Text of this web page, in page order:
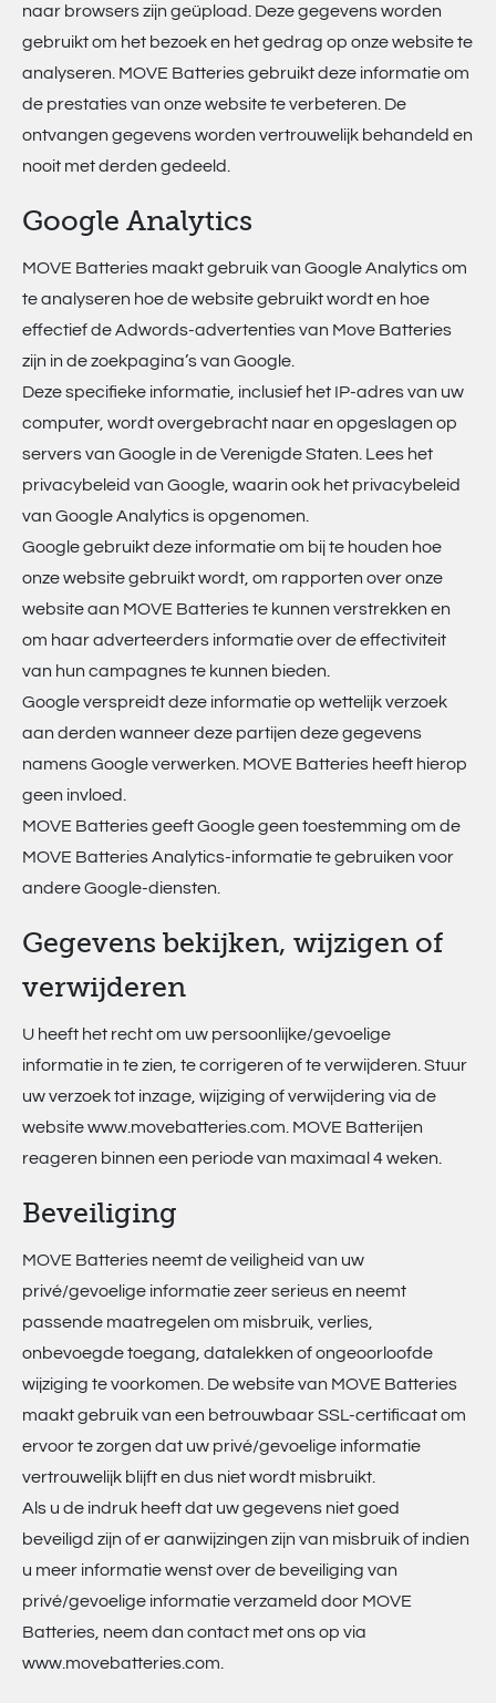
naar browsers zijn geüpload. Deze gegevens worden
gebruikt om het bezoek en het gedrag op onze website te
analyseren. MOVE Batteries gebruikt deze informatie om
de prestaties van onze website te verbeteren. De
ontvangen gegevens worden vertrouwelijk behandeld en
nooit met derden gedeeld.
Google Analytics
MOVE Batteries maakt gebruik van Google Analytics om
te analyseren hoe de website gebruikt wordt en hoe
effectief de Adwords-advertenties van Move Batteries
zijn in de zoekpagina’s van Google.
Deze specifieke informatie, inclusief het IP-adres van uw
computer, wordt overgebracht naar en opgeslagen op
servers van Google in de Verenigde Staten. Lees het
privacybeleid van Google, waarin ook het privacybeleid
van Google Analytics is opgenomen.
Google gebruikt deze informatie om bij te houden hoe
onze website gebruikt wordt, om rapporten over onze
website aan MOVE Batteries te kunnen verstrekken en
om haar adverteerders informatie over de effectiviteit
van hun campagnes te kunnen bieden.
Google verspreidt deze informatie op wettelijk verzoek
aan derden wanneer deze partijen deze gegevens
namens Google verwerken. MOVE Batteries heeft hierop
geen invloed.
MOVE Batteries geeft Google geen toestemming om de
MOVE Batteries Analytics-informatie te gebruiken voor
andere Google-diensten.
Gegevens bekijken, wijzigen of
verwijderen
U heeft het recht om uw persoonlijke/gevoelige
informatie in te zien, te corrigeren of te verwijderen. Stuur
uw verzoek tot inzage, wijziging of verwijdering via de
website www.movebatteries.com. MOVE Batterijen
reageren binnen een periode van maximaal 4 weken.
Beveiliging
MOVE Batteries neemt de veiligheid van uw
privé/gevoelige informatie zeer serieus en neemt
passende maatregelen om misbruik, verlies,
onbevoegde toegang, datalekken of ongeoorloofde
wijziging te voorkomen. De website van MOVE Batteries
maakt gebruik van een betrouwbaar SSL-certificaat om
ervoor te zorgen dat uw privé/gevoelige informatie
vertrouwelijk blijft en dus niet wordt misbruikt.
Als u de indruk heeft dat uw gegevens niet goed
beveiligd zijn of er aanwijzingen zijn van misbruik of indien
u meer informatie wenst over de beveiliging van
privé/gevoelige informatie verzameld door MOVE
Batteries, neem dan contact met ons op via
www.movebatteries.com.